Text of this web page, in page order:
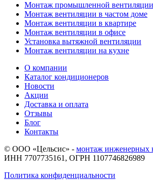
Монтаж промышленной вентиляции
Монтаж вентиляции в частом доме
Монтаж вентиляции в квартире
Монтаж вентиляции в офисе
Установка вытяжной вентиляции
Монтаж вентиляции на кухне
О компании
Каталог кондиционеров
Новости
Акции
Доставка и оплата
Отзывы
Блог
Контакты
© ООО «Цельсис» - монтаж инженерных
ИНН 7707735161, ОГРН 1107746826989
Политика конфиденциальности